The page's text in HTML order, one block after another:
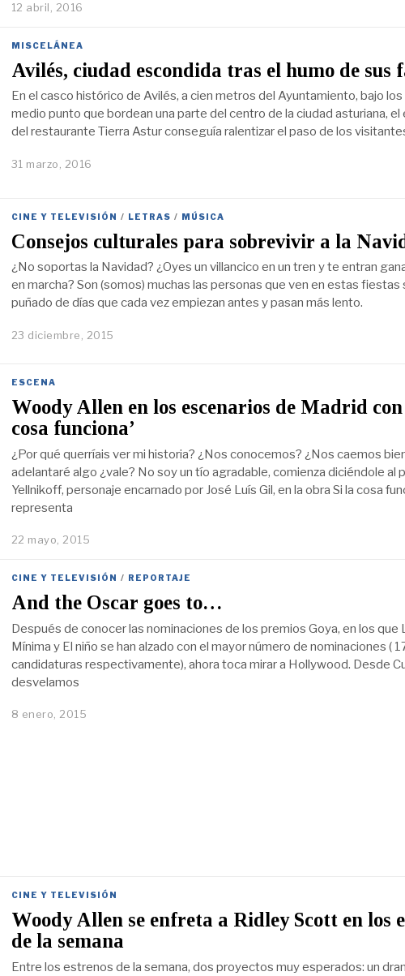
12 abril, 2016
MISCELÁNEA
Avilés, ciudad escondida tras el humo de sus
En el casco histórico de Avilés, a cien metros del Ayuntamiento, bajo
medio punto que bordean una parte del centro de la ciudad asturiana, el
del restaurante Tierra Astur conseguía ralentizar el paso de los
31 marzo, 2016
CINE Y TELEVISIÓN / LETRAS / MÚSICA
Consejos culturales para sobrevivir a la
¿No soportas la Navidad? ¿Oyes un villancico en un tren y te entran
en marcha? Son (somos) muchas las personas que ven en estas fiestas
puñado de días que cada vez empiezan antes y pasan más lento.
23 diciembre, 2015
ESCENA
Woody Allen en los escenarios de Madrid con
cosa funciona’
¿Por qué querríais ver mi historia? ¿Nos conocemos? ¿Nos caemos
adelantaré algo ¿vale? No soy un tío agradable, comienza diciéndole al
Yellnikoff, personaje encarnado por José Luís Gil, en la obra Si la cosa
representa
22 mayo, 2015
CINE Y TELEVISIÓN / REPORTAJE
And the Oscar goes to…
Después de conocer las nominaciones de los premios Goya, en los que
Mínima y El niño se han alzado con el mayor número de nominaciones (
candidaturas respectivamente), ahora toca mirar a Hollywood. Desde
desvelamos
8 enero, 2015
CINE Y TELEVISIÓN
Woody Allen se enfreta a Ridley Scott en los
de la semana
Entre los estrenos de la semana, dos proyectos muy esperados: un